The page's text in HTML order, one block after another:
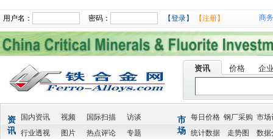
用户名： 密码： 【登录】 【注册】 商
资讯 价格 企
资
讯
国内资讯 视频 国际扫描
访谈
行业透视
图片 热点评论 专题
市
场
每日价格 钢厂采购 市场
统计数据
走势图 数据